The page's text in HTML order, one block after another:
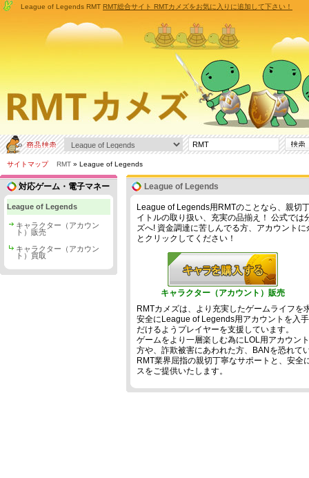
League of Legends RMT RMT総合サイト RMTカメズをお気に入りに追加して下さい！
サイトマップ RMT » League of Legends
対応ゲーム・電子マネー
League of Legends
キャラクター（アカウン
ト）販売
キャラクター（アカウン
ト）買取
League of Legends
League of Legends用RMTのことなら、親切
イトルの取り扱い、充実の品揃え！ 公式で
ズへ! 資金調達に苦しんでる方、アカウント
とクリックしてください！
キャラクター（アカウント）販売
RMTカメズは、より充実したゲームライフ
安全にLeague of Legends用アカウントを入
だけるようプレイヤーを支援しています。
ゲームをより一層楽しむ為にLOL用アカウン
方や、詐欺被害にあわれた方、BANを恐れて
RMT業界屈指の親切丁寧なサポートと、安
スをご提供いたします。